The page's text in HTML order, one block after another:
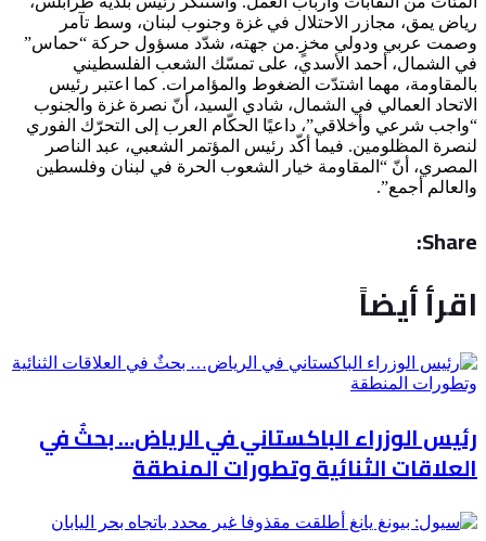
رياض يمق، مجازر الاحتلال في غزة وجنوب لبنان، وسط تآمر
وصمت عربي ودولي مخزٍ.من جهته، شدّد مسؤول حركة “حماس”
في الشمال، أحمد الأسدي، على تمسّك الشعب الفلسطيني
بالمقاومة، مهما اشتدّت الضغوط والمؤامرات. كما اعتبر رئيس
الاتحاد العمالي في الشمال، شادي السيد، أنّ نصرة غزة والجنوب
“واجب شرعي وأخلاقي”، داعيًا الحكّام العرب إلى التحرّك الفوري
لنصرة المظلومين. فيما أكّد رئيس المؤتمر الشعبي، عبد الناصر
المصري، أنّ “المقاومة خيار الشعوب الحرة في لبنان وفلسطين
والعالم أجمع”.
Share:
اقرأ أيضاً
رئيس الوزراء الباكستاني في الرياض… بحثٌ في
العلاقات الثنائية وتطورات المنطقة